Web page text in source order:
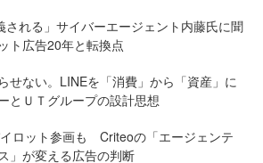
される」サイバーエージェント内藤氏に聞
ト広告20年と転換点
せない。LINEを「消費」から「資産」に
とＵＴグループの設計思想
ロット参画も Criteoの「エージェンテ
」が変える広告の判断